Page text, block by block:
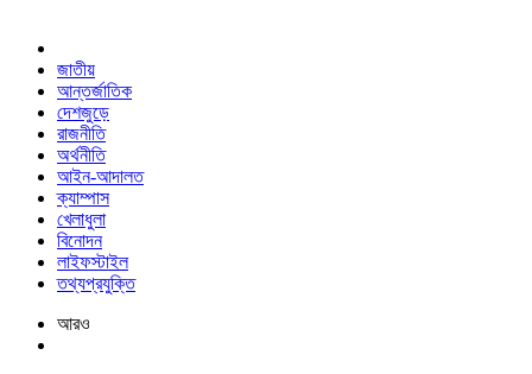
জাতীয়
আন্তর্জাতিক
দেশজুড়ে
রাজনীতি
অর্থনীতি
আইন-আদালত
ক্যাম্পাস
খেলাধুলা
বিনোদন
লাইফস্টাইল
তথ্যপ্রযুক্তি
আরও